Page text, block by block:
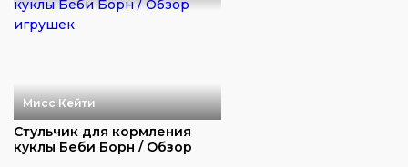
Мисс Кейти
Стульчик для кормления
куклы Беби Борн / Обзор